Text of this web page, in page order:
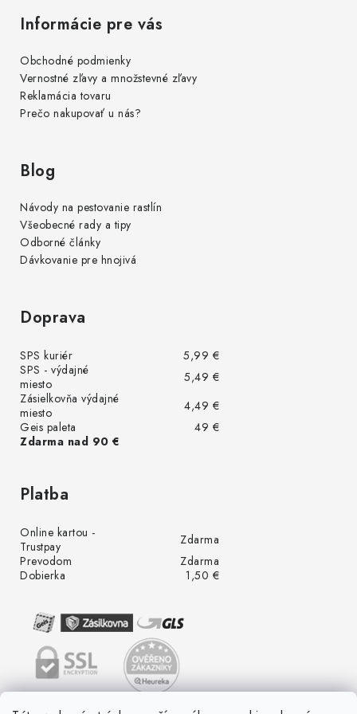
Informácie pre vás
Obchodné podmienky
Vernostné zľavy a množstevné zľavy
Reklamácia tovaru
Prečo nakupovať u nás?
Blog
Návody na pestovanie rastlín
Všeobecné rady a tipy
Odborné články
Dávkovanie pre hnojivá
Doprava
SPS kuriér
5,99 €
SPS - výdajné
miesto
5,49 €
Zásielkovňa výdajné
miesto
4,49 €
Geis paleta
49 €
Zdarma nad 90 €
Platba
Online kartou -
Trustpay
Zdarma
Prevodom
Zdarma
Dobierka
1,50 €